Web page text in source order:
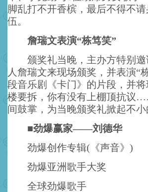
脚乱打不开香槟，最后不得不
伍。
詹瑞文表演“栋笃笑”
颁奖礼当晚，主办方特别邀
人詹瑞文来现场颁奖，并表演“
段音乐剧《卡门》的片段，并
楼要拆，你有没有上棚顶抗议
间鼓掌，为当晚颁奖礼掀起不小
■劲爆赢家——刘德华
劲爆创作专辑(《声音》)
劲爆亚洲歌手大奖
全球劲爆歌手